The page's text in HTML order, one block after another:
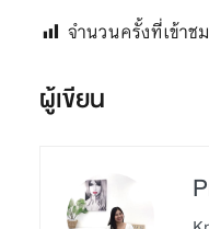
จำนวนครั้งที่เข้าช
ผู้เขียน